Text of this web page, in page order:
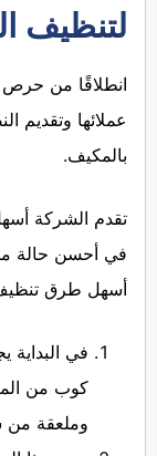
لتنظيف
انطلاقًا من
عملائها وتقديم
بالمكيف.
تقدم الشركة
في أحسن حالة من
أسهل طرق
في
كوب من
وملعقة من